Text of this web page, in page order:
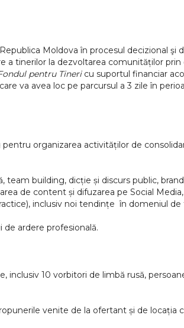
Moldova în procesul decizional şi
tinerilor la dezvoltarea comunităților prin
pentru Tinericu suportul financiar
va avea loc pe parcursul a 3 zile în
organizarea activităților de
building, dicție și discurs public,
de content și difuzarea pe Social
inclusiv noi tendințe în domeniul de
ardere profesională.
10 vorbitori de limbă rusă,
venite de la ofertant și de locația